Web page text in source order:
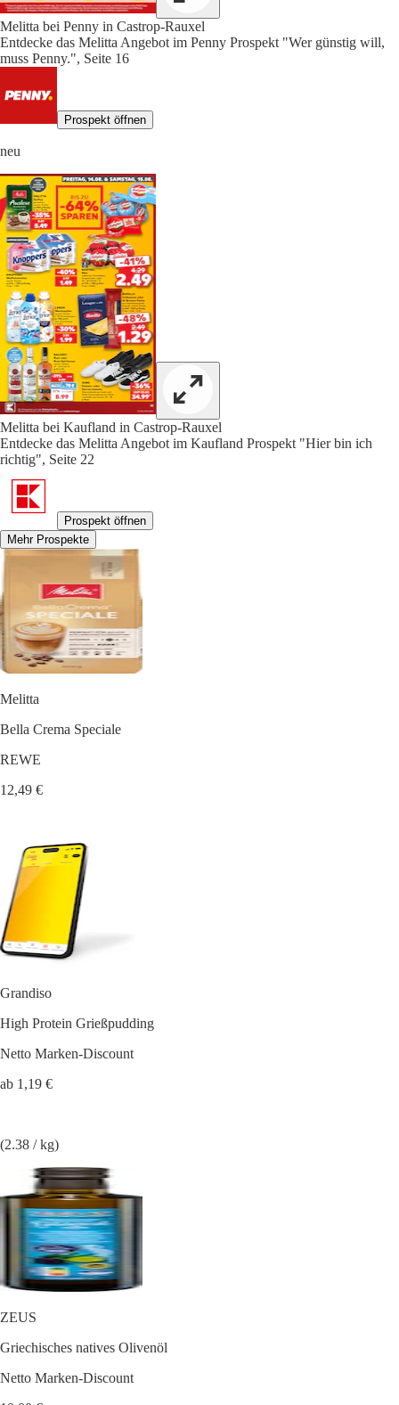
Melitta bei Penny in Castrop-Rauxel
Entdecke das Melitta Angebot im Penny Prospekt "Wer günstig will,
muss Penny.", Seite 16
Prospekt öffnen
neu
Melitta bei Kaufland in Castrop-Rauxel
Entdecke das Melitta Angebot im Kaufland Prospekt "Hier bin ich
richtig", Seite 22
Prospekt öffnen
Mehr Prospekte
Melitta
Bella Crema Speciale
REWE
12,49 €
Grandiso
High Protein Grießpudding
Netto Marken-Discount
ab 1,19 €
(2.38 / kg)
ZEUS
Griechisches natives Olivenöl
Netto Marken-Discount